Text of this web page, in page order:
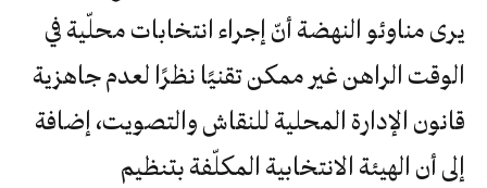
يرى مناوئو النهضة أنّ إجراء انتخابات محلّية في
الوقت الراهن غير ممكن تقنيًا نظرًا لعدم جاهزية
قانون الإدارة المحلية للنقاش والتصويت، إضافة
إلى أن الهيئة الانتخابية المكلّفة بتنظيم